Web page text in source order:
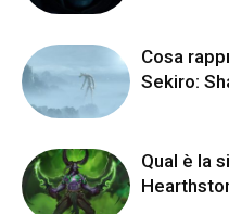
Cosa
Sekiro:
Qual è la